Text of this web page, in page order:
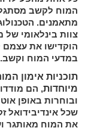
המוח לקשב
מתאמנים.
צוות בינלאומי של
הוקדישו את
במדעי המוח וקשב.
תוכניות אימון
מיוחדות, הם
ובוחרות באופן
שכל אינדיבידואל
את המוח מאותגר